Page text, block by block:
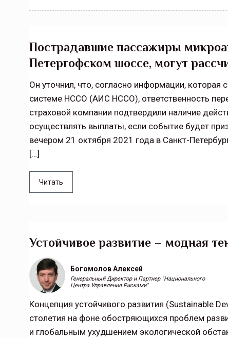
Пострадавшие пассажиры
Петергофском шоссе, могут
Он уточнил, что, согласно информации,
системе НССО (АИС НССО), ответственность
страховой компании подтвердили наличие
осуществлять выплаты, если событие будет
вечером 21 октября 2021 года в Санкт-
[…]
Читать
Устойчивое развитие – модная
Богомолов Алексей
Генеральный Директор и Партнер "Национального
Центра Управления Рисками"
Концепция устойчивого развития (Sustainable
столетия на фоне обостряющихся проблем
и глобальным ухудшением экологической
Тамбов — под страховой
Тамбовская область — не только
сельскохозяйственный регион с